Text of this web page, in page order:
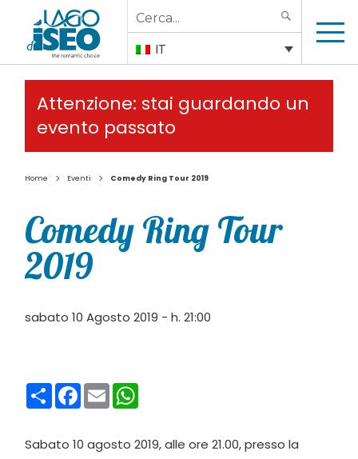
Search
for:
IT
Attenzione: stai guardando un
evento passato
Home > Eventi > Comedy Ring Tour 2019
Comedy Ring Tour
2019
sabato 10 Agosto 2019 - h. 21:00
CondividiFacebook
Email
Sabato 10 agosto 2019, alle ore 21.00, presso la